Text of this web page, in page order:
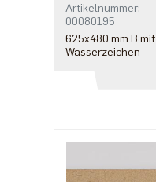
Artikelnummer:
00080195
625x480 mm B mit
Wasserzeichen